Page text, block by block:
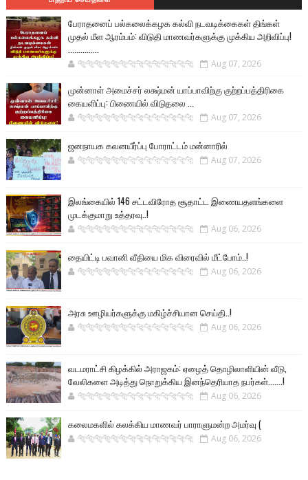
பேராதனைப் பல்கலைக்கழக கல்வி நடவடிக்கைகள் திங்கள்
முதல் மீள ஆரம்பம்: விடுதி மாணவர்களுக்கு முக்கிய அறிவிப்பு!
...............
🐅🐅🐅🐅🐅🐅🐆🐆🐆🐆🐆🐆🐆🐆 Aug 07, 2026
முன்னாள் அமைச்சர் லக்ஷ்மன் யாப்பாவிற்கு குற்றப்பத்திரிகை
கையளிப்பு: பிணையில் விடுதலை ...
🐅🐅🐅🐅🐅🐅🐆🐆🐆🐆🐆🐆🐆🐆 Aug 07, 2026
ஜனநாயக கவனயீர்ப்பு போராட்டம் மன்னாரில்
🐅🐅🐅🐅🐅🐅🐆🐆🐆🐆🐆🐆🐆🐆 Aug 07, 2026
இலங்கையில் 146 சட்டவிரோத சூதாட்ட இணையதளங்களை
முடக்குமாறு உத்தரவு..!
🐅🐅🐅🐅🐅🐅🐆🐆🐆🐆🐆🐆🐆🐆 Aug 06, 2026
தையிட்டி பவானி வீதியை மிக விரைவில் மீட்போம்..!
🐅🐅🐅🐅🐅🐅🐆🐆🐆🐆🐆🐆🐆🐆 Aug 06, 2026
அரசு ஊழியர்களுக்கு மகிழ்ச்சியான செய்தி..!
🐅🐅🐅🐅🐅🐅🐆🐆🐆🐆🐆🐆🐆🐆 Aug 06, 2026
வடமராட்சி கிழக்கில் அராஜகம்: ஏழைத் தொழிலாளியின் வீடு,
வேலிகளை அடித்து நொறுக்கிய இனந்தெரியாத நபர்கள்.......!
🐅🐅🐅🐅🐅🐅🐆🐆🐆🐆🐆🐆🐆🐆 Aug 06, 2026
கலைமகளில் கலக்கிய மாணவர் பாராளுமன்ற அமர்வு (
🐅🐅🐅🐅🐅🐅🐆🐆🐆🐆🐆🐆🐆🐆 Aug 06, 2026